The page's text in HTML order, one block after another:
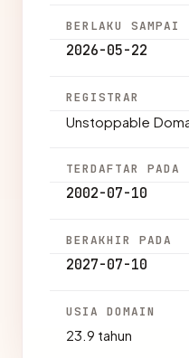
BERLAKU SAMPAI
2026-05-22
REGISTRAR
Unstoppable
TERDAFTAR PADA
2002-07-10
BERAKHIR PADA
2027-07-10
USIA DOMAIN
23.9 tahun